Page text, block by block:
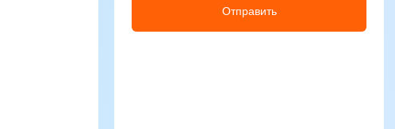
Отправить